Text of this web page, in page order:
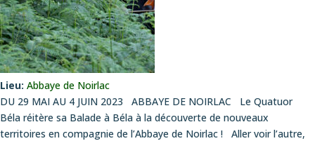
Lieu: Abbaye de Noirlac
DU 29 MAI AU 4 JUIN 2023 ABBAYE DE NOIRLAC Le Quatuor
Béla réitère sa Balade à Béla à la découverte de nouveaux
territoires en compagnie de l’Abbaye de Noirlac ! Aller voir l’autre,